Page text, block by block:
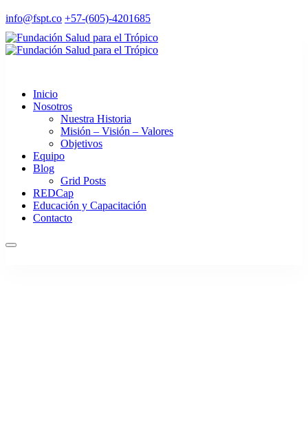
info@fspt.co +57-(605)-4201685
Inicio
Nosotros
Nuestra Historia
Misión – Visión – Valores
Objetivos
Equipo
Blog
Grid Posts
REDCap
Educación y Capacitación
Contacto